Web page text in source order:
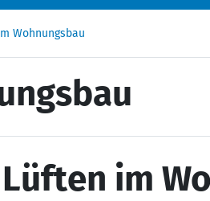
Wohnungsbau
Lüften im